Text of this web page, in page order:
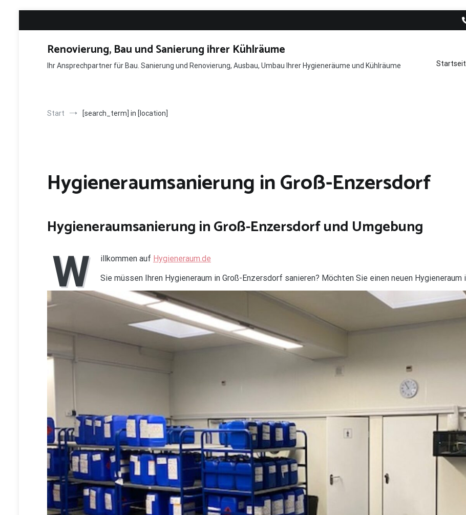
Renovierung, Bau und Sanierung ihrer Kühlräume
Ihr Ansprechpartner für Bau. Sanierung und Renovierung, Ausbau, Umbau Ihrer Hygieneräume und Kühlräume
Start [search_term] in [location]
Hygieneraumsanierung in Groß-Enzersdorf
Hygieneraumsanierung in Groß-Enzersdorf und Umgebung
W illkommen auf Hygieneraum.de
Sie müssen Ihren Hygieneraum in Groß-Enzersdorf sanieren? Möchten Sie einen neuen Hygieneraum